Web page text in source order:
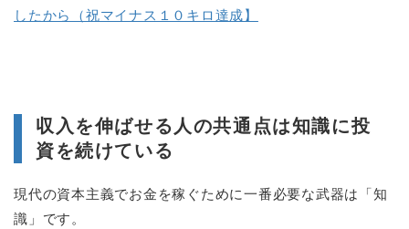
したから（祝マイナス１０キロ達成】
収入を伸ばせる人の共通点は知識に投
資を続けている
現代の資本主義でお金を稼ぐために一番必要な武器は「知
識」です。